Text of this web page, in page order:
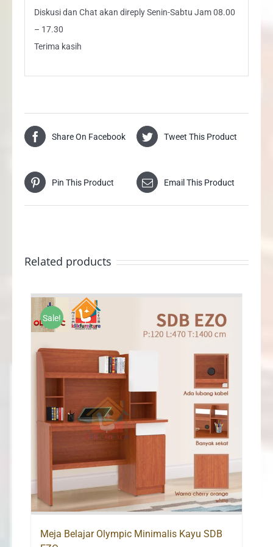
Diskusi dan Chat akan direply Senin-Sabtu Jam 08.00
– 17.30
Terima kasih
Share On Facebook Tweet This Product
Pin This Product Email This Product
Related products
Sale!
Meja Belajar Olympic Minimalis Kayu SDB